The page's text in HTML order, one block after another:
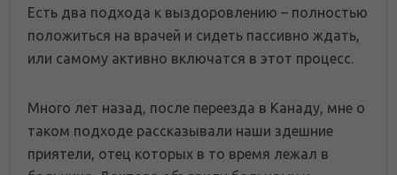
Есть два подхода к выздоровлению – полностью
положиться на врачей и сидеть пассивно ждать,
или самому активно включатся в этот процесс.
Много лет назад, после переезда в Канаду, мне о
таком подходе рассказывали наши здешние
приятели, отец которых в то время лежал в